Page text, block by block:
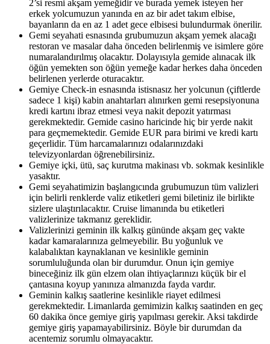
2’si resmi akşam yemeğidir ve burada yemek isteyen her
erkek yolcumuzun yanında en az bir adet takım elbise,
bayanların da en az 1 adet gece elbisesi bulundurmak önerilir.
Gemi seyahati esnasında grubumuzun akşam yemek alacağı
restoran ve masalar daha önceden belirlenmiş ve isimlere göre
numaralandırılmış olacaktır. Dolayısıyla gemide alınacak ilk
öğün yemekten son öğün yemeğe kadar herkes daha önceden
belirlenen yerlerde oturacaktır.
Gemiye Check-in esnasında istisnasız her yolcunun (çiftlerde
sadece 1 kişi) kabin anahtarları alınırken gemi resepsiyonuna
kredi kartını ibraz etmesi veya nakit depozit yatırması
gerekmektedir. Gemide casino haricinde hiç bir yerde nakit
para geçmemektedir. Gemide EUR para birimi ve kredi kartı
geçerlidir. Tüm harcamalarınızı odalarınızdaki
televizyonlardan öğrenebilirsiniz.
Gemiye içki, ütü, saç kurutma makinası vb. sokmak kesinlikle
yasaktır.
Gemi seyahatimizin başlangıcında grubumuzun tüm valizleri
için belirli renklerde valiz etiketleri gemi biletiniz ile birlikte
sizlere ulaştırılacaktır. Cruise limanında bu etiketleri
valizlerinize takmanız gereklidir.
Valizlerinizi geminin ilk kalkış gününde akşam geç vakte
kadar kamaralarınıza gelmeyebilir. Bu yoğunluk ve
kalabalıktan kaynaklanan ve kesinlikle geminin
sorumluluğunda olan bir durumdur. Onun için gemiye
bineceğiniz ilk gün elzem olan ihtiyaçlarınızı küçük bir el
çantasına koyup yanınıza almanızda fayda vardır.
Geminin kalkış saatlerine kesinlikle riayet edilmesi
gerekmektedir. Limanlarda gemimizin kalkış saatinden en geç
60 dakika önce gemiye giriş yapılması gerekir. Aksi takdirde
gemiye giriş yapamayabilirsiniz. Böyle bir durumdan da
acentemiz sorumlu olmayacaktır.